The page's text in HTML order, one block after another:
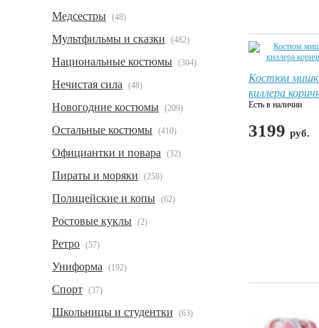
Медсестры (48)
Мультфильмы и сказки (482)
Национальные костюмы (304)
Нечистая сила (48)
Новогодние костюмы (209)
Остальные костюмы (410)
Официантки и повара (32)
Пираты и моряки (258)
Полицейские и копы (62)
Ростовые куклы (2)
Ретро (57)
Униформа (192)
Спорт (37)
Школьницы и студентки (63)
Костюм
киллера
Есть в наличии
3199 руб.